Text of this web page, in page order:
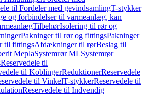
til Fordeler med gevindsamlingT-stykker
og forbindelser til varmeanlæg, kan
TilbehørIsolering til rør og
Pakninger til rør og fittingsPakninger
til fittingsAfdækninger til rørBeslag til
MeplaSystemrør MLSystemrør
Reservedele til
til KoblingerReduktionerReservedele
til VinkelT-stykkerReservedele til
Reservedele til Indvendig